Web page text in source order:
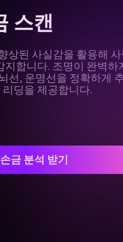
스캔
상된 사실감을 활용해
지합니다. 조명이 완벽하
선, 운명선을 정확하게
딩을 제공합니다.
금 분석 받기